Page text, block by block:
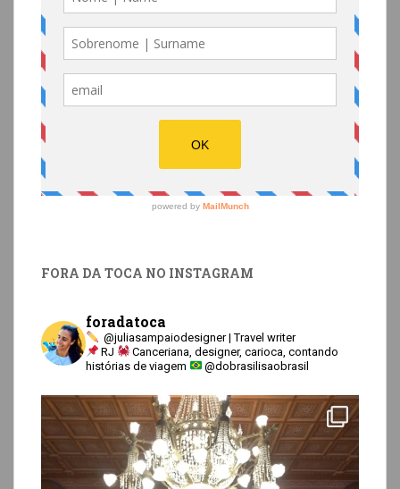
FORA DA TOCA NO INSTAGRAM
foradatoca
@juliasampaiodesigner | Travel writer
RJ
Canceriana, designer, carioca, contando
histórias de viagem
@dobrasilisaobrasil